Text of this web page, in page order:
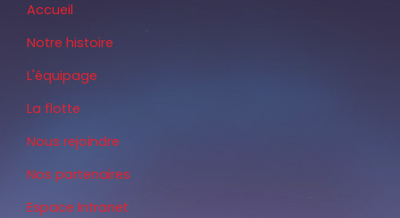
Accueil
Notre histoire
L'équipage
La flotte
Nous rejoindre
Nos partenaires
Espace Intranet